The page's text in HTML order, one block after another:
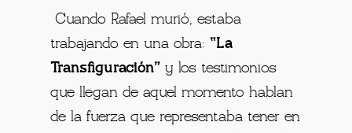
Cuando Rafael murió, estaba
trabajando en una obra: “La
Transfiguración” y los testimonios
que llegan de aquel momento hablan
de la fuerza que representaba tener en